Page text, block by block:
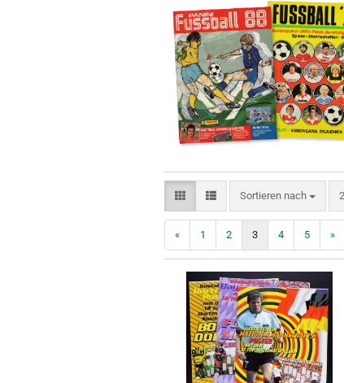
Sortieren nach
Sortieren nach
« 1 2 3 4 5 »